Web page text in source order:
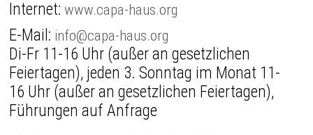
Internet:www.capa-haus.org
E-Mail: info@capa-haus.org
Di-Fr 11-16 Uhr (außer an gesetzlichen
Feiertagen), jeden 3. Sonntag im Monat 11-
16 Uhr (außer an gesetzlichen Feiertagen),
Führungen auf Anfrage